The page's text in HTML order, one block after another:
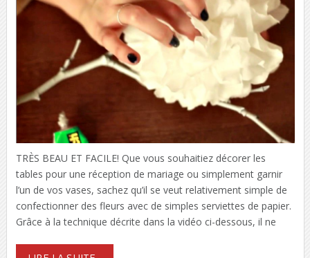
TRÈS BEAU ET FACILE! Que vous souhaitiez décorer les
tables pour une réception de mariage ou simplement garnir
l’un de vos vases, sachez qu’il se veut relativement simple de
confectionner des fleurs avec de simples serviettes de papier.
Grâce à la technique décrite dans la vidéo ci-dessous, il ne